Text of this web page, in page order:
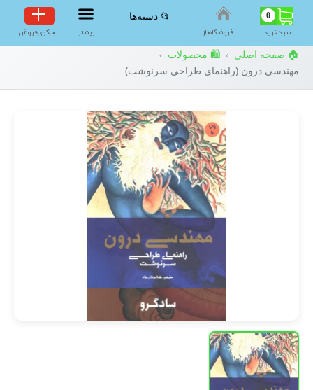
0
سبد‌خرید فروشگاه‌ناز
📂 دسته‌ها
بیشتر سکوی‌فروش
🏠 صفحه اصلی › 🛍️ محصولات ›
مهندسی درون (راهنمای طراحی سرنوشت)